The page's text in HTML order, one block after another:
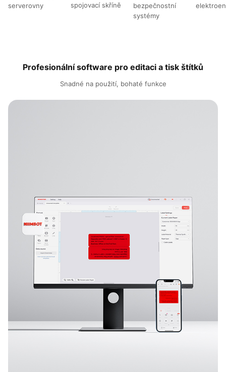
serverovny
spojovací skříně
bezpečnostní
systémy
Profesionální software pro editaci a tisk štítků
Snadné na použití, bohaté funkce